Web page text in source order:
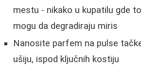
mestu - nikako u kupatilu gde
mogu da degradiraju miris
Nanosite parfem na pulse
ušiju, ispod ključnih kostiju